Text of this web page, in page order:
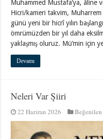
Muhammed Mustafa’ya, âline
Hicri/kameri takvim, Muharrem
günü yeni bir hicrî yılın
ömrümüzden bir yıl daha
yaklaşmış oluruz. Mü’min için
Devamı
Neleri Var Şiiri
22 Haziran 2026